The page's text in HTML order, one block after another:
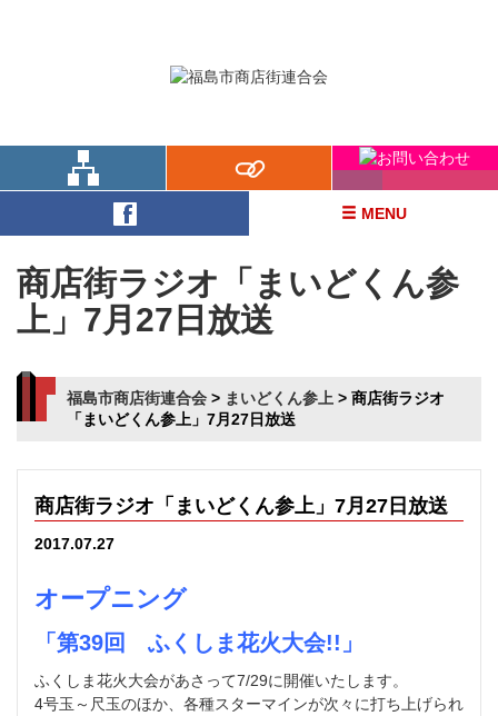
MENU
商店街ラジオ「まいどくん参
上」7月27日放送
福島市商店街連合会 > まいどくん参上 > 商店街ラジオ
「まいどくん参上」7月27日放送
商店街ラジオ「まいどくん参上」7月27日放送
2017.07.27
オープニング
「第39回 ふくしま花火大会!!」
ふくしま花火大会があさって7/29に開催いたします。
4号玉～尺玉のほか、各種スターマインが次々に打ち上げられ